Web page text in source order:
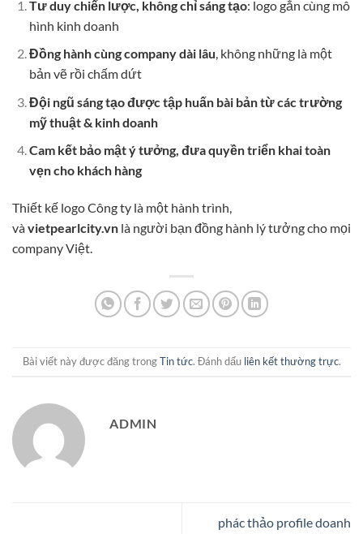
Tư duy chiến lược, không chỉ sáng tạo: logo gắn cùng mô
hình kinh doanh
Đồng hành cùng company dài lâu, không những là một
bản vẽ rồi chấm dứt
Đội ngũ sáng tạo được tập huấn bài bản từ các trường
mỹ thuật & kinh doanh
Cam kết bảo mật ý tưởng, đưa quyền triển khai toàn
vẹn cho khách hàng
Thiết kế logo Công ty là một hành trình,
vàvietpearlcity.vn là người bạn đồng hành lý tưởng cho mọi
company Việt.
Bài viết này được đăng trongTin tức. Đánh dấu liên kết thường trực.
ADMIN
phác thảo profile doanh